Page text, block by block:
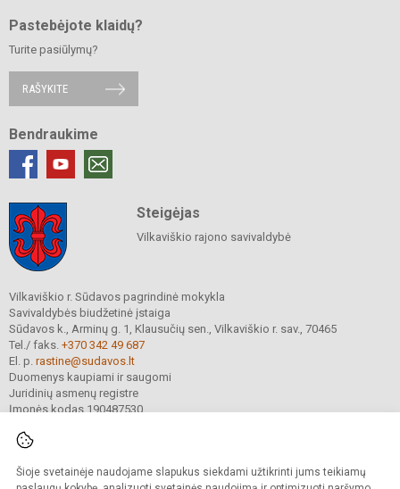
Šioje svetainėje naudojame slapukus siekdami užtikrinti jums teikiamų
Pastebėjote klaidų?
Turite pasiūlymų?
RAŠYKITE
Bendraukime
Steigėjas
Vilkaviškio rajono savivaldybė
Vilkaviškio r. Sūdavos pagrindinė mokykla
Savivaldybės biudžetinė įstaiga
Sūdavos k., Arminų g. 1, Klausučių sen., Vilkaviškio r. sav., 70465
Tel./ faks. +370 342 49 687
El. p. rastine@sudavos.lt
Duomenys kaupiami ir saugomi
Juridinių asmenų registre
Įmonės kodas 190487530
© 2025. Vilkaviškio r. Sūdavos pagrindinė mokykla. Visos teisės saugomos.